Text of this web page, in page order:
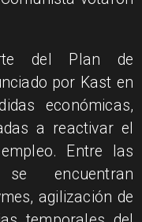
del Plan de
por Kast en
económicas,
a reactivar el
Entre las
se encuentran
agilización de